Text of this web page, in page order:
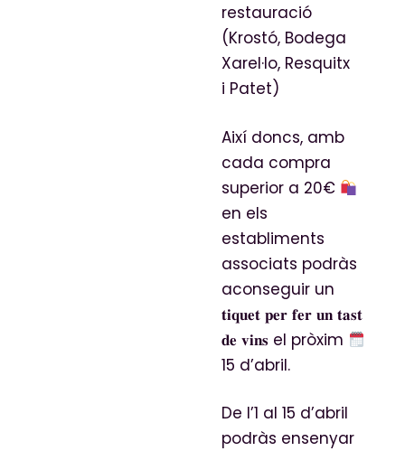
restauració
(Krostó, Bodega
Xarel·lo, Resquitx
i Patet)
Així doncs, amb
cada compra
superior a 20€
en els
establiments
associats podràs
aconseguir un
𝐭𝐢𝐪𝐮𝐞𝐭 𝐩𝐞𝐫 𝐟𝐞𝐫 𝐮𝐧 𝐭𝐚𝐬𝐭
𝐝𝐞 𝐯𝐢𝐧𝐬 el pròxim
15 d’abril.
De l’1 al 15 d’abril
podràs ensenyar